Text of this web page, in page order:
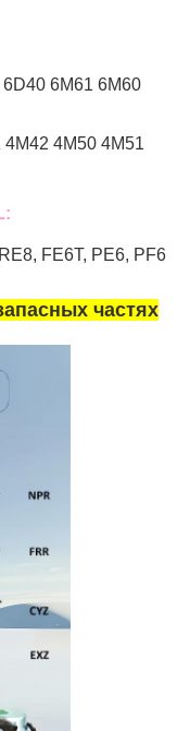
6M61 6M60
4M50 4M51
FE6T, PE6, PF6
частях